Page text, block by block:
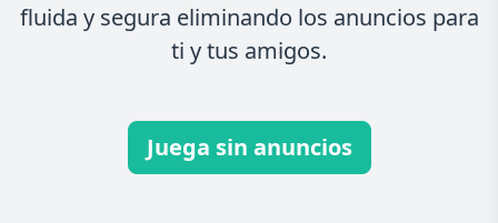
fluida y segura eliminando los anuncios para
ti y tus amigos.
Juega sin anuncios